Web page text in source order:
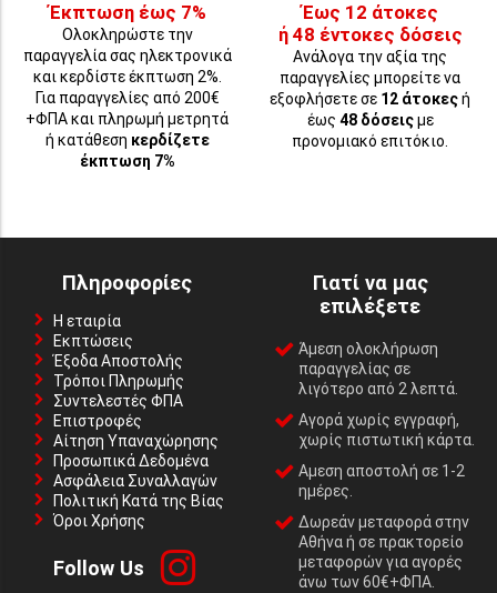
Έκπτωση έως 7%
Ολοκληρώστε την
παραγγελία σας ηλεκτρονικά
και κερδίστε έκπτωση 2%.
Για παραγγελίες από 200€
+ΦΠΑ και πληρωμή μετρητά
ή κατάθεση κερδίζετε
έκπτωση 7%
Έως 12 άτοκες
ή 48 έντοκες δόσεις
Ανάλογα την αξία της
παραγγελίες μπορείτε να
εξοφλήσετε σε 12 άτοκεςή
έως 48 δόσειςμε
προνομιακό επιτόκιο.
Πληροφορίες
Η εταιρία
Εκπτώσεις
Έξοδα Αποστολής
Τρόποι Πληρωμής
Συντελεστές ΦΠΑ
Επιστροφές
Αίτηση Υπαναχώρησης
Προσωπικά Δεδομένα
Ασφάλεια Συναλλαγών
Πολιτική Κατά της Βίας
Όροι Χρήσης
Follow Us
Γιατί να μας
επιλέξετε
Άμεση ολοκλήρωση
παραγγελίας σε
λιγότερο από 2 λεπτά.
Αγορά χωρίς εγγραφή,
χωρίς πιστωτική κάρτα.
Αμεση αποστολή σε 1-2
ημέρες.
Δωρεάν μεταφορά στην
Αθήνα ή σε πρακτορείο
μεταφορών για αγορές
άνω των 60€+ΦΠΑ.